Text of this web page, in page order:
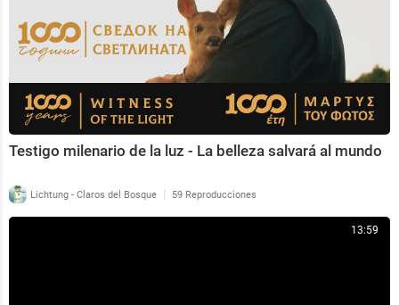
Testigo milenario de la luz - La belleza salvará al mundo
Lichtung - Claros del Bosque | 59 Reproducciones
13:59